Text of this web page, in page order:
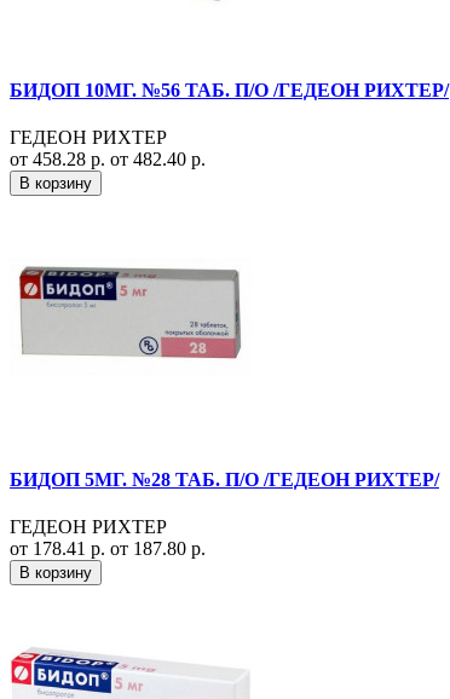
БИДОП 10МГ. №56 ТАБ. П/О /ГЕДЕОН РИХТЕР/
ГЕДЕОН РИХТЕР
от 458.28 р. от 482.40 р.
В корзину
БИДОП 5МГ. №28 ТАБ. П/О /ГЕДЕОН РИХТЕР/
ГЕДЕОН РИХТЕР
от 178.41 р. от 187.80 р.
В корзину